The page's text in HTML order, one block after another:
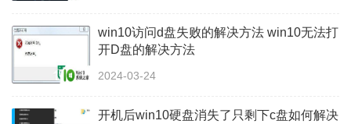
win10访问d盘失败的解决方法 win10无法打
开D盘的解决方法
2024-03-24
开机后win10硬盘消失了只剩下c盘如何解决